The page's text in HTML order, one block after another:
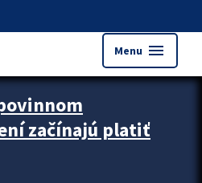
Menu menu
začínajú platiť